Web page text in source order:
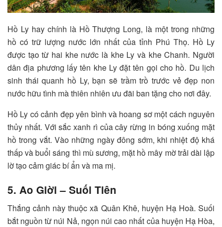
Hồ Ly hay chính là Hồ Thượng Long, là một trong những
hồ có trữ lượng nước lớn nhất của tỉnh Phú Thọ. Hồ Ly
được tạo từ hai khe nước là khe Ly và khe Chanh. Người
dân địa phương lấy tên khe Ly đặt tên gọi cho hồ. Du lịch
sinh thái quanh hồ Ly, bạn sẽ trầm trồ trước vẻ đẹp non
nước hữu tình mà thiên nhiên ưu đãi ban tặng cho nơi đây.
Hồ Ly có cảnh đẹp yên bình và hoang sơ một cách nguyên
thủy nhất. Với sắc xanh rì của cây rừng in bóng xuống mặt
hồ trong vắt. Vào những ngày đông sớm, khi nhiệt độ khá
thấp và buổi sáng thì mù sương, mặt hồ mây mờ trải dài lập
lờ tạo cảm giác bí ẩn và ma mị.
5. Ao Giời – Suối Tiên
Thắng cảnh này thuộc xã Quân Khê, huyện Hạ Hoà. Suối
bắt nguồn từ núi Nả, ngọn núi cao nhất của huyện Hạ Hòa,